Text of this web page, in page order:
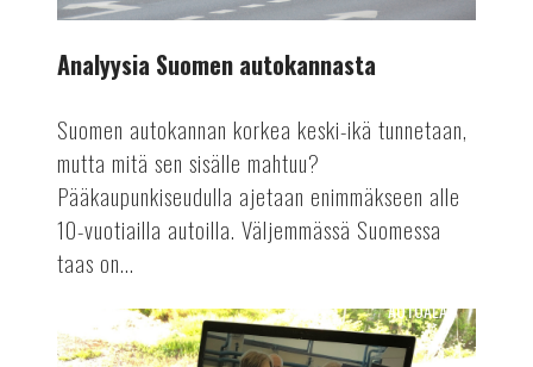
Analyysia Suomen autokannasta
Suomen autokannan korkea keski-ikä tunnetaan,
mutta mitä sen sisälle mahtuu?
Pääkaupunkiseudulla ajetaan enimmäkseen alle
10-vuotiailla autoilla. Väljemmässä Suomessa
taas on...
Artikkelivideomme
Youtubessa
AUTOALA